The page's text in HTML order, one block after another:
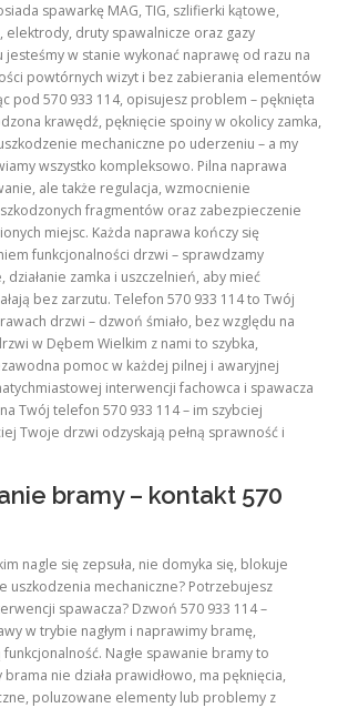
spawarkę MAG, TIG, szlifierki kątowe,
elektrody, druty spawalnicze oraz gazy
jesteśmy w stanie wykonać naprawę od razu na
powtórnych wizyt i bez zabierania elementów
pod 570 933 114, opisujesz problem – pęknięta
krawędź, pęknięcie spoiny w okolicy zamka,
mechaniczne po uderzeniu – a my
wszystko kompleksowo. Pilna naprawa
ale także regulacja, wzmocnienie
fragmentów oraz zabezpieczenie
miejsc. Każda naprawa kończy się
funkcjonalności drzwi – sprawdzamy
zamka i uszczelnień, aby mieć
bez zarzutu. Telefon 570 933 114 to Twój
drzwi – dzwoń śmiało, bez względu na
w Dębem Wielkim z nami to szybka,
pomoc w każdej pilnej i awaryjnej
interwencji fachowca i spawacza
Twój telefon 570 933 114 – im szybciej
Twoje drzwi odzyskają pełną sprawność i
bramy – kontakt 570
nagle się zepsuła, nie domyka się, blokuje
uszkodzenia mechaniczne? Potrzebujesz
spawacza? Dzwoń 570 933 114 –
w trybie nagłym i naprawimy bramę,
Nagłe spawanie bramy to
nie działa prawidłowo, ma pęknięcia,
poluzowane elementy lub problemy z